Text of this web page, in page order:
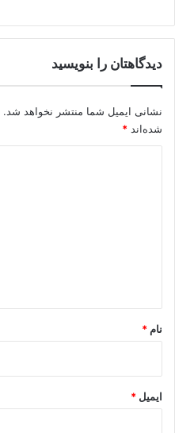
دیدگاهتان را بنویسید
نشانی ایمیل شما منتشر نخواهد شد.
شده‌اند *
نام *
ایمیل *